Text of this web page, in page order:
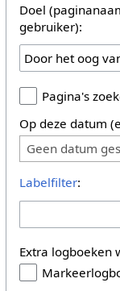
Doel
gebruiker):
Pagina's
Op deze datum
Geen datum
Labelfilter:
Extra logboeken